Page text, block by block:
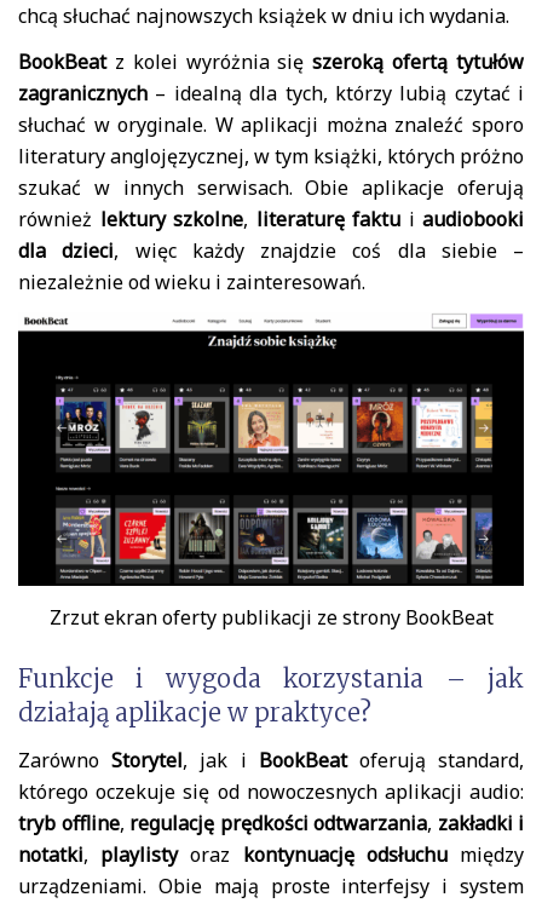
chcą słuchać najnowszych książek w dniu ich wydania.
BookBeatz kolei wyróżnia sięszeroką ofertą tytułów
zagranicznych – idealną dla tych, którzy lubią czytać i
słuchać w oryginale. W aplikacji można znaleźć sporo
literatury anglojęzycznej, w tym książki, których próżno
szukać w innych serwisach. Obie aplikacje oferują
również lektury szkolne, literaturę faktu i audiobooki
dla dzieci, więc każdy znajdzie coś dla siebie –
niezależnie od wieku i zainteresowań.
Zrzut ekran oferty publikacji ze strony BookBeat
Funkcje i wygoda korzystania – jak
działają aplikacje w praktyce?
ZarównoStorytel, jak i BookBeatoferują standard,
którego oczekuje się od nowoczesnych aplikacji audio:
tryb offline, regulację prędkości odtwarzania, zakładki i
notatki, playlistyoraz kontynuację odsłuchumiędzy
urządzeniami. Obie mają proste interfejsy i system